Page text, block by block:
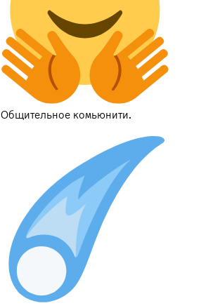
Общительное комьюнити.